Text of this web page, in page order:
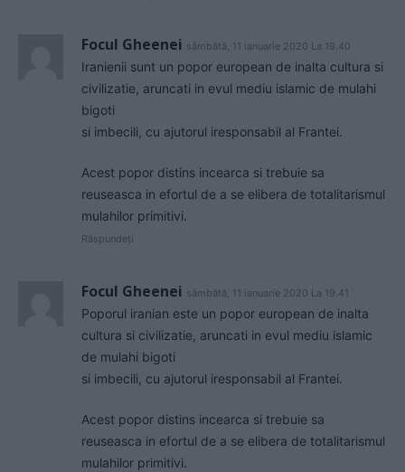
Focul Gheenei sâmbătă, 11 ianuarie 2020 La 19.40
Iranienii sunt un popor european de inalta cultura si
civilizatie, aruncati in evul mediu islamic de mulahi
bigoti
si imbecili, cu ajutorul iresponsabil al Frantei.
Acest popor distins incearca si trebuie sa
reuseasca in efortul de a se elibera de totalitarismul
mulahilor primitivi.
Răspundeți
Focul Gheenei sâmbătă, 11 ianuarie 2020 La 19.41
Poporul iranian este un popor european de inalta
cultura si civilizatie, aruncati in evul mediu islamic
de mulahi bigoti
si imbecili, cu ajutorul iresponsabil al Frantei.
Acest popor distins incearca si trebuie sa
reuseasca in efortul de a se elibera de totalitarismul
mulahilor primitivi.